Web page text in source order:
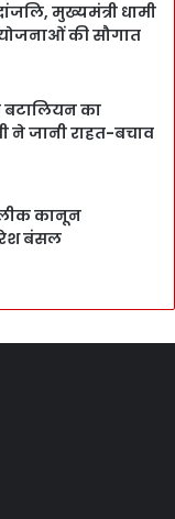
मुख्यमंत्री धामी
की सौगात
का
ने जानी राहत-बचाव
कानून
बंसल